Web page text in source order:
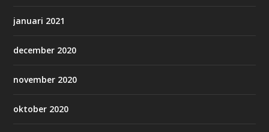
januari 2021
december 2020
november 2020
oktober 2020